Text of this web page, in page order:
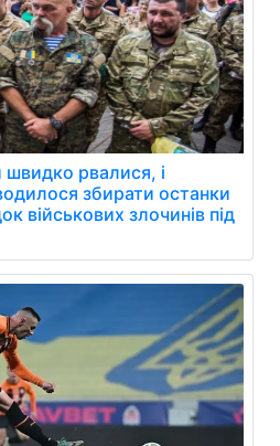
швидко рвалися, і
збирати останки
військових злочинів під